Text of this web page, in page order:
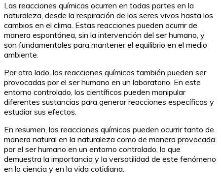
Las reacciones químicas ocurren en todas partes en la
naturaleza, desde la respiración de los seres vivos hasta los
cambios en el clima. Estas reacciones pueden ocurrir de
manera espontánea, sin la intervención del ser humano, y
son fundamentales para mantener el equilibrio en el medio
ambiente.
Por otro lado, las reacciones químicas también pueden ser
provocadas por el ser humano en un laboratorio. En este
entorno controlado, los científicos pueden manipular
diferentes sustancias para generar reacciones específicas y
estudiar sus efectos.
En resumen, las reacciones químicas pueden ocurrir tanto de
manera natural en la naturaleza como de manera provocada
por el ser humano en un entorno controlado, lo que
demuestra la importancia y la versatilidad de este fenómeno
en la ciencia y en la vida cotidiana.